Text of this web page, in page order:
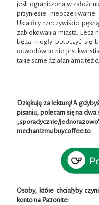
jeśli ograniczona w
przyniesie
Ukraińcy rzeczywiście
zablokowania miasta. Lecz
będą mogły potoczyć się
odwodów to nie jest
takie same działania ma też
Dziękuję za lekturę! A
pisaniu, polecam się na dwa
„sporadycznie/
mechanizmu buycoffee.to.
Osoby, które chciałyby
konto na Patronite: